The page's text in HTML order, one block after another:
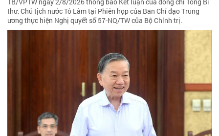
TB/VPTW ngày 2/8/2026 thông báo Kết luận của đồng chí Tổng Bí
thư, Chủ tịch nước Tô Lâm tại Phiên họp của Ban Chỉ đạo Trung
ương thực hiện Nghị quyết số 57-NQ/TW của Bộ Chính trị.